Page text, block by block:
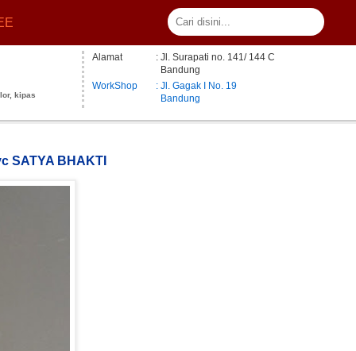
kipas
Alamat
: Jl. Surapati no. 141/ 144 C
Bandung
WorkShop
: Jl. Gagak I No. 19
Bandung
SATYA BHAKTI